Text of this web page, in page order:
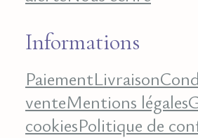
Informations
PaiementLivraison
venteMentions légales
cookiesPolitique de